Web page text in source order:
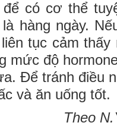
có cơ thể
hàng ngày.
tục cảm
mức độ
Để tránh điều
và ăn uống tốt.
Theo